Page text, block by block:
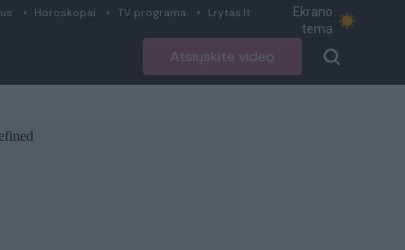
Horoskopai TV programa Lrytas.lt
Ekrano
tema
Atsiųskite video